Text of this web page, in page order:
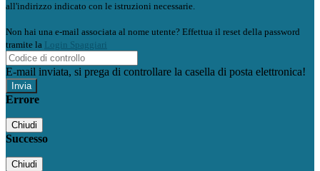
all'indirizzo indicato con le istruzioni necessarie.
Non hai una e-mail associata al nome utente? Effettua il reset della password
tramite la Login Spaggiari
E-mail inviata, si prega di controllare la casella di posta elettronica!
Errore
Chiudi
Successo
Chiudi